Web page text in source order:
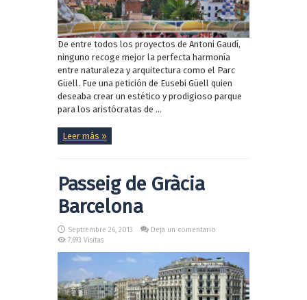
De entre todos los proyectos de Antoni Gaudí,
ninguno recoge mejor la perfecta harmonía
entre naturaleza y arquitectura como el Parc
Güell. Fue una petición de Eusebi Güell quien
deseaba crear un estético y prodigioso parque
para los aristócratas de ...
Leer más »
Passeig de Gràcia
Barcelona
Septiembre 26, 2013
Deja un comentario
7,693 Visitas